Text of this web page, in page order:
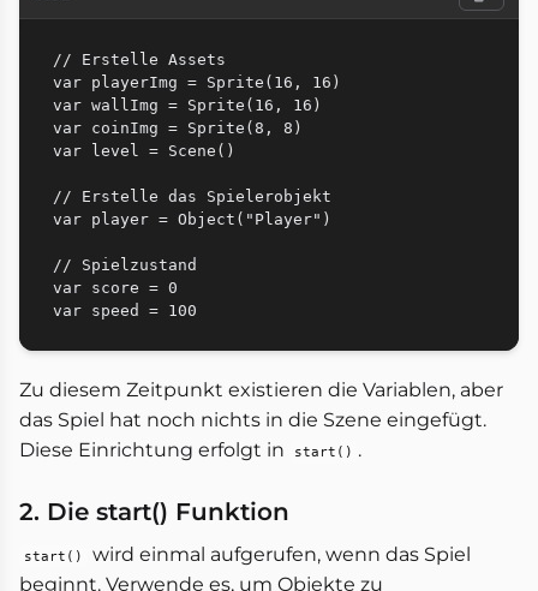
// Erstelle Assets
var playerImg = Sprite(16, 16)
var wallImg = Sprite(16, 16)
var coinImg = Sprite(8, 8)
var level = Scene()
// Erstelle das Spielerobjekt
var player = Object("Player")
// Spielzustand
var score = 0
Zu diesem Zeitpunkt existieren die Variablen, aber
das Spiel hat noch nichts in die Szene eingefügt.
Diese Einrichtung erfolgt in
start() .
2. Die start() Funktion
start()
wird einmal aufgerufen, wenn das Spiel
beginnt. Verwende es, um Objekte zu